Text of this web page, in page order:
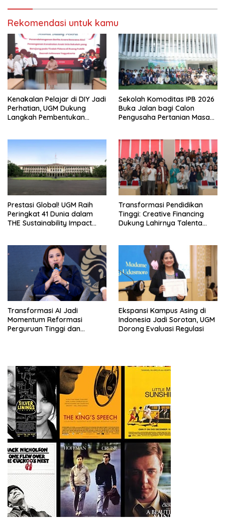
Rekomendasi untuk kamu
Kenakalan Pelajar di DIY Jadi
Perhatian, UGM Dukung
Langkah Pembentukan
Sekolah Komoditas IPB 2026
Buka Jalan bagi Calon
Pengusaha Pertanian Masa
Prestasi Global! UGM Raih
Peringkat 41 Dunia dalam
THE Sustainability Impact
Transformasi Pendidikan
Tinggi: Creative Financing
Dukung Lahirnya Talenta
Transformasi AI Jadi
Momentum Reformasi
Perguruan Tinggi dan
Ekspansi Kampus Asing di
Indonesia Jadi Sorotan, UGM
Dorong Evaluasi Regulasi